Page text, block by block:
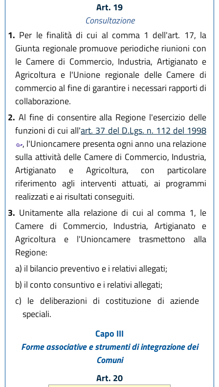
Art. 19
Consultazione
1. Per le finalità di cui al comma 1 dell'art. 17, la
Giunta regionale promuove periodiche riunioni con
le Camere di Commercio, Industria, Artigianato e
Agricoltura e l'Unione regionale delle Camere di
commercio al fine di garantire i necessari rapporti di
collaborazione.
2. Al fine di consentire alla Regione l'esercizio delle
funzioni di cui all'art. 37 del D.Lgs. n. 112 del 1998
, l'Unioncamere presenta ogni anno una relazione
sulla attività delle Camere di Commercio, Industria,
Artigianato e Agricoltura, con particolare
riferimento agli interventi attuati, ai programmi
realizzati e ai risultati conseguiti.
3. Unitamente alla relazione di cui al comma 1, le
Camere di Commercio, Industria, Artigianato e
Agricoltura e l'Unioncamere trasmettono alla
Regione:
a) il bilancio preventivo e i relativi allegati;
b) il conto consuntivo e i relativi allegati;
c) le deliberazioni di costituzione di aziende
speciali.
Capo III
Forme associative e strumenti di integrazione dei
Comuni
Art. 20